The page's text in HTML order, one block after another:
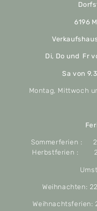
6196
Di, Do und Fr
Sa von
Montag, Mittwoch
Sommerferien :
Herbstferien :
Weihnachten:
Weihnachtsferien: